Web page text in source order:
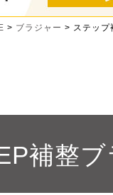
ブラジャー ステップ
補整